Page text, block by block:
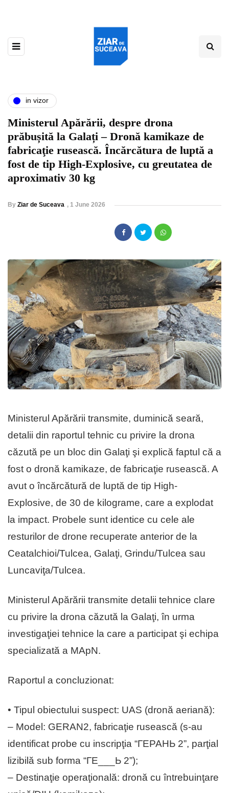
in vizor
Ministerul Apărării, despre drona
prăbușită la Galați – Dronă kamikaze de
fabricaţie rusească. Încărcătura de luptă a
fost de tip High-Explosive, cu greutatea de
aproximativ 30 kg
By Ziar de Suceava , 1 June 2026
Ministerul Apărării transmite, duminică seară,
detalii din raportul tehnic cu privire la drona
căzută pe un bloc din Galaţi şi explică faptul că a
fost o dronă kamikaze, de fabricaţie rusească. A
avut o încărcătură de luptă de tip High-
Explosive, de 30 de kilograme, care a explodat
la impact. Probele sunt identice cu cele ale
resturilor de drone recuperate anterior de la
Ceatalchioi/Tulcea, Galaţi, Grindu/Tulcea sau
Luncaviţa/Tulcea.
Ministerul Apărării transmite detalii tehnice clare
cu privire la drona căzută la Galaţi, în urma
investigaţiei tehnice la care a participat şi echipa
specializată a MApN.
Raportul a concluzionat:
•⁠ ⁠Tipul obiectului suspect: UAS (dronă aeriană):
– Model: GERAN2, fabricaţie rusească (s-au
identificat probe cu inscripţia “ГЕРАНЬ 2”, parţial
lizibilă sub forma “ГЕ___Ь 2”);
– Destinaţie operaţională: dronă cu întrebuinţare